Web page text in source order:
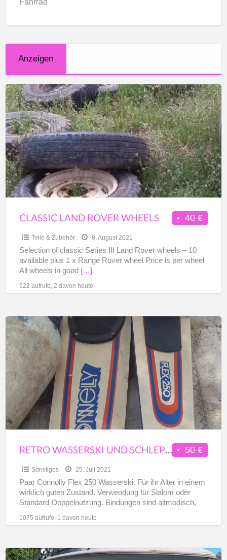
Fahrrad
Anzeigen
CLASSIC
LAND
ROVER
WHEELS
40 €
CLASSIC LAND ROVER WHEELS
Teile & Zubehör 8. August 2021
Selection of classic Series III Land Rover wheels – 10
available plus 1 x Range Rover wheel Price is per wheel
All wheels in good […]
922 aufrufe, 2 davon heute
Retro
Wasserski
und
Schleppseile
50 €
RETRO WASSERSKI UND SCHLEPPSEILE
Sonstiges 25. Juli 2021
Paar Connolly Flex 250 Wasserski. Für ihr Alter in einem
wirklich guten Zustand. Verwendung für Slalom oder
Standard-Doppelnutzung. Bindungen sind altmodisch,
1075 aufrufe, 1 davon heute
7.3m